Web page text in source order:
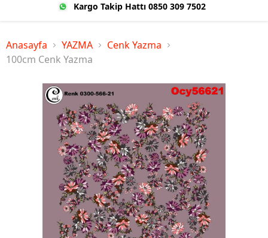
Kargo Takip Hattı 0850 309 7502
Anasayfa YAZMA
Cenk Yazma
100cm Cenk Yazma